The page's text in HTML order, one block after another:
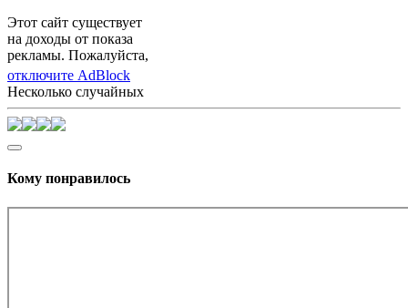
Этот сайт существует
на доходы от показа
рекламы. Пожалуйста,
отключите AdBlock
Несколько случайных
Кому понравилось